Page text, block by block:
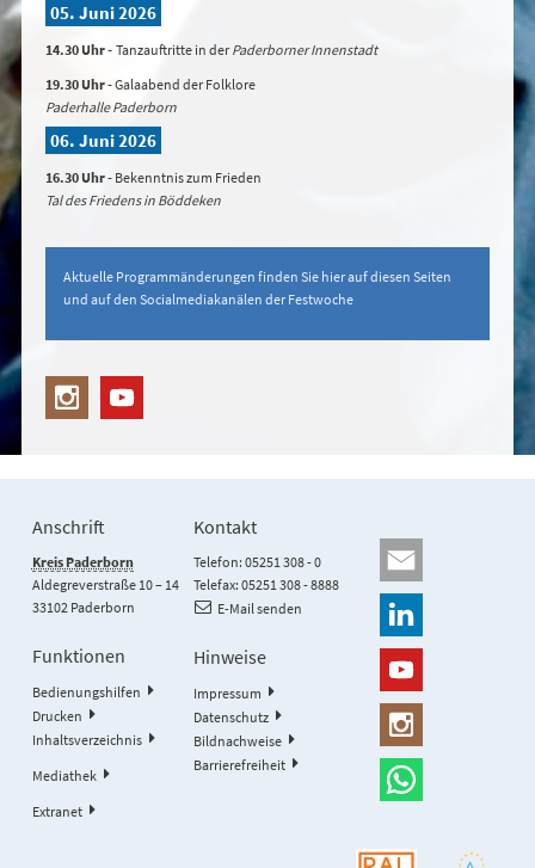
05. Juni 2026
14.30 Uhr - Tanzauftritte in der Paderborner Innenstadt
19.30 Uhr -Galaabend der Folklore
Paderhalle Paderborn
06. Juni 2026
16.30 Uhr-Bekenntnis zum Frieden
Tal des Friedens in Böddeken
Aktuelle Programmänderungen finden Sie hier auf diesen Seiten
und auf den Socialmediakanälen der Festwoche
Anschrift
Kreis Paderborn
Aldegreverstraße 10 – 14
33102 Paderborn
Kontakt
Telefon: 05251 308 - 0
Telefax: 05251 308 - 8888
E-Mail senden
Funktionen
Bedienungshilfen
Drucken
Inhaltsverzeichnis
Mediathek
Extranet
Hinweise
Impressum
Datenschutz
Bildnachweise
Barrierefreiheit